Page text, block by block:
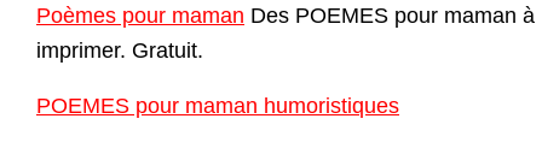
Poèmes pour maman Des POEMES pour maman à
imprimer. Gratuit.
POEMES pour maman humoristiques